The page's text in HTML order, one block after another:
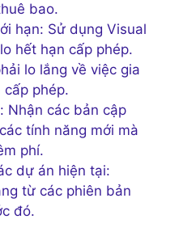
bao.
hạn: Sử dụng Visual
hết hạn cấp phép.
lo lắng về việc gia
cấp phép.
Nhận các bản cập
tính năng mới mà
phí.
dự án hiện tại:
từ các phiên bản
đó.